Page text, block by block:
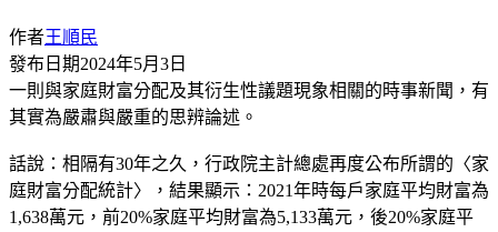
作者王順民
發布日期2024年5月3日
一則與家庭財富分配及其衍生性議題現象相關的時事新聞，有
其實為嚴肅與嚴重的思辨論述。
話說：相隔有30年之久，行政院主計總處再度公布所謂的〈家
庭財富分配統計〉，結果顯示：2021年時每戶家庭平均財富為
1,638萬元，前20%家庭平均財富為5,133萬元，後20%家庭平